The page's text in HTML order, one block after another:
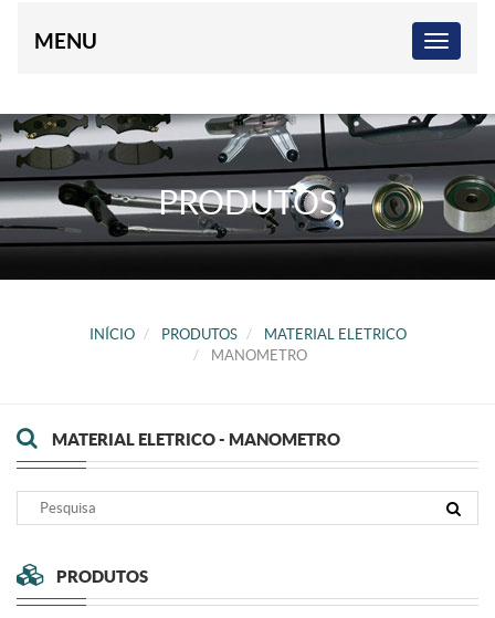
MENU
PRODUTOS
INÍCIO PRODUTOS
MATERIAL ELETRICO
MANOMETRO
MATERIAL ELETRICO - MANOMETRO
PRODUTOS